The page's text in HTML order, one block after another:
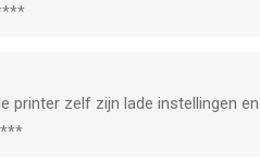
printer zelf zijn lade instellingen